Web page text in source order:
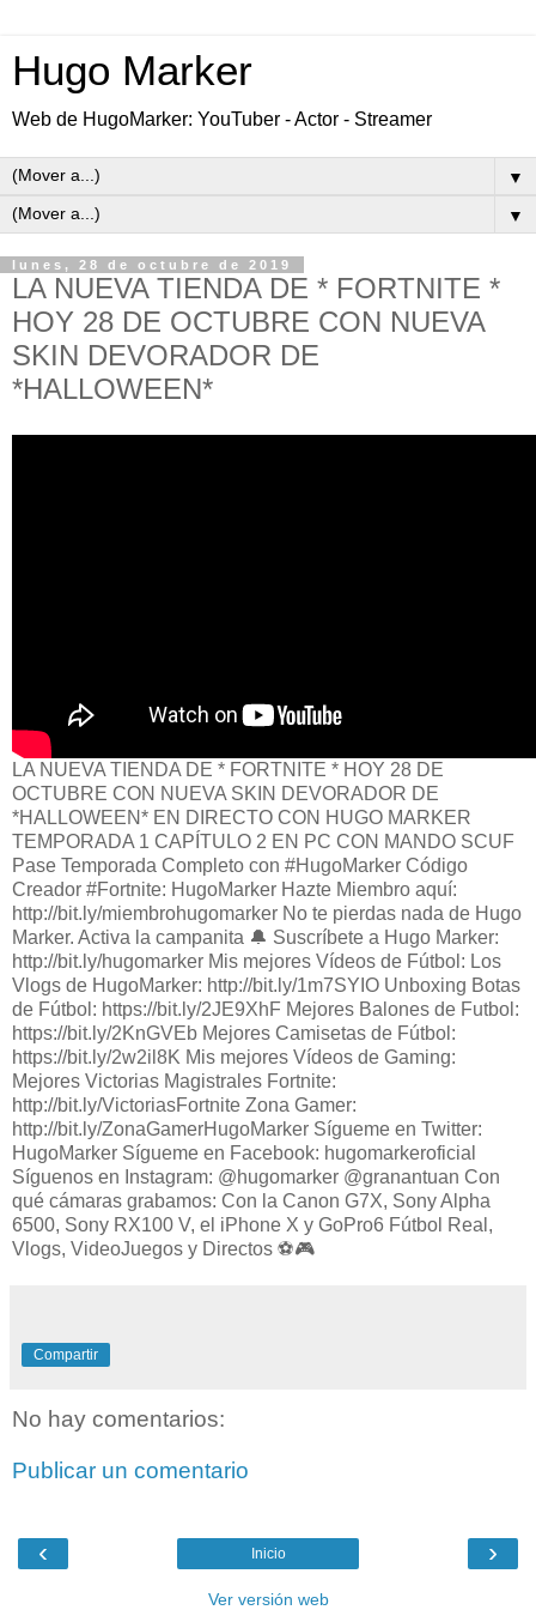
Hugo Marker
Web de HugoMarker: YouTuber - Actor - Streamer
▼
▼
lunes, 28 de octubre de 2019
LA NUEVA TIENDA DE * FORTNITE *
HOY 28 DE OCTUBRE CON NUEVA
SKIN DEVORADOR DE
*HALLOWEEN*
LA NUEVA TIENDA DE * FORTNITE * HOY 28 DE
OCTUBRE CON NUEVA SKIN DEVORADOR DE
*HALLOWEEN* EN DIRECTO CON HUGO MARKER
TEMPORADA 1 CAPÍTULO 2 EN PC CON MANDO SCUF
Pase Temporada Completo con #HugoMarker Código
Creador #Fortnite: HugoMarker Hazte Miembro aquí:
http://bit.ly/miembrohugomarker No te pierdas nada de Hugo
Marker. Activa la campanita 🔔 Suscríbete a Hugo Marker:
http://bit.ly/hugomarker Mis mejores Vídeos de Fútbol: Los
Vlogs de HugoMarker: http://bit.ly/1m7SYIO Unboxing Botas
de Fútbol: https://bit.ly/2JE9XhF Mejores Balones de Futbol:
https://bit.ly/2KnGVEb Mejores Camisetas de Fútbol:
https://bit.ly/2w2il8K Mis mejores Vídeos de Gaming:
Mejores Victorias Magistrales Fortnite:
http://bit.ly/VictoriasFortnite Zona Gamer:
http://bit.ly/ZonaGamerHugoMarker Sígueme en Twitter:
HugoMarker Sígueme en Facebook: hugomarkeroficial
Síguenos en Instagram: @hugomarker @granantuan Con
qué cámaras grabamos: Con la Canon G7X, Sony Alpha
6500, Sony RX100 V, el iPhone X y GoPro6 Fútbol Real,
Vlogs, VideoJuegos y Directos ⚽️🎮
Compartir
No hay comentarios:
Publicar un comentario
‹ ›
Inicio
Ver versión web